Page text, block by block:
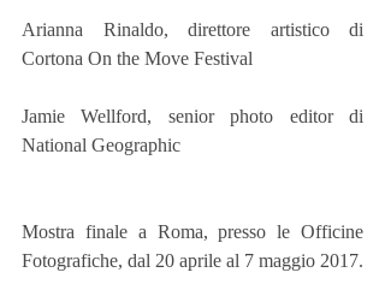
Arianna Rinaldo, direttore artistico di
Cortona On the Move Festival
Jamie Wellford, senior photo editor di
National Geographic
Mostra finale a Roma, presso le Officine
Fotografiche, dal 20 aprile al 7 maggio 2017.